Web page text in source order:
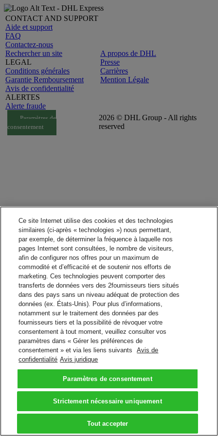
CONTACT AND SUPPORT
Aide et support
FAQ
Contactez-nous
Rechercher un site
LEGAL
Conditions générales
Garantie Remboursement
Avis de confidentialité
ALERTES
Alerte fraude
A propos de DHL
Presse
Carrières
Mention Légale
Paramètres de
consentement
2026 © DHL Group - All rights
reserved
Ce site Internet utilise des cookies et des technologies
similaires (ci-après « technologies ») nous permettant,
par exemple, de déterminer la fréquence à laquelle nos
pages Internet sont consultées, le nombre de visiteurs,
afin de configurer nos offres pour un maximum de
commodité et d’efficacité et de soutenir nos efforts de
marketing. Ces technologies peuvent comporter des
transferts de données vers des 2fournisseurs tiers situés
dans des pays sans un niveau adéquat de protection des
données (ex. États-Unis). Pour plus d’informations,
notamment sur le traitement des données par des
fournisseurs tiers et la possibilité de révoquer votre
consentement à tout moment, veuillez consulter vos
paramètres dans « Gérer les préférences de
consentement » et via les liens suivants
Avis de
confidentialité Avis juridique
Paramètres de consentement
Strictement nécessaire uniquement
Tout accepter